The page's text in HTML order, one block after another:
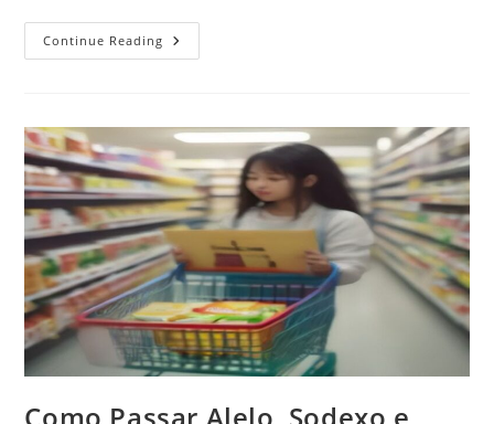
Continue Reading Como
Cancelar
App
Ou
Telefone